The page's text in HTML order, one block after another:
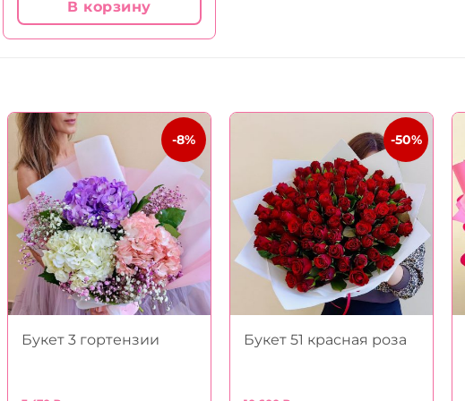
В корзину
-8%
Букет 3 гортензии
-50%
Букет 51 красная роза